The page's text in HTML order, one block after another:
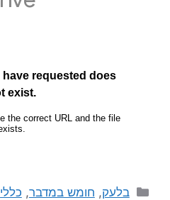
בלעק, חומש במדבר, כללי